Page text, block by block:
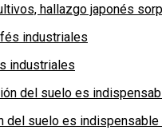
hallazgo japonés
industriales
del suelo es